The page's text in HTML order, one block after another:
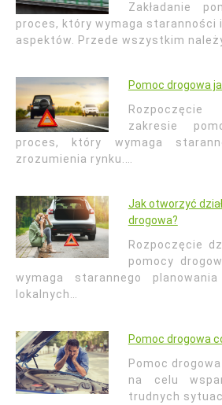
Zakładanie
proces, który wymaga staranności
aspektów. Przede wszystkim
Pomoc drogowa
zakresie
proces, który wymaga
zrozumienia rynku.…
Jak otworzyć
drogowa?
Rozpoczęcie
pomocy
wymaga starannego
lokalnych…
Pomoc drogowa
Pomoc
na celu
trudnych